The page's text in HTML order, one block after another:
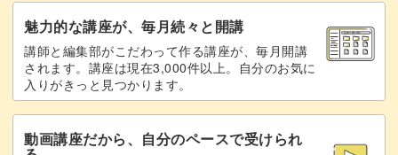
ベースカラーの塗り方やライン取りまで細部にこだわって
作っていきましょう。
真ん中にバフをかける
花の中心にマグネットジェルを塗布する 36:24
ワイヤーとスタッズをつける 40:37
トップジェルを塗布する 45:34
魅力的な講座が、毎月続々と開講
講師と編集部がこだわって作る講座が、毎月開講
されます。講座は現在3,000件以上。自分のお気に
入りがきっと見つかります。
動画講座だから、自分のペースで受けられ